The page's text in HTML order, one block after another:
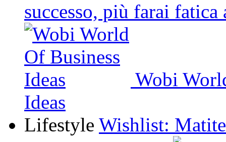
successo, più farai fatica
Wobi
Ideas
Lifestyle Wishlist: